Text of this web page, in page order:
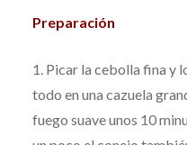
Preparación
1. Picar la cebolla fina y
todo en una cazuela
fuego suave unos 10